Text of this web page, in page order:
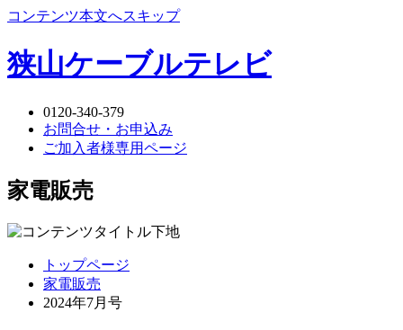
コンテンツ本文へスキップ
狭山ケーブルテレビ
0120-340-379
お問合せ・お申込み
ご加入者様専用ページ
家電販売
トップページ
家電販売
2024年7月号